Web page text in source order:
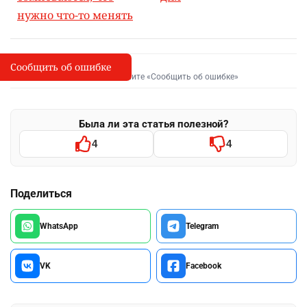
нужно что-то менять
I
Сообщить об опечатке
Выделите фрагмент и нажмите «Сообщить об ошибке»
Была ли эта статья полезной?
4 4
Поделиться
WhatsApp Telegram
VK Facebook
Сообщить об ошибке